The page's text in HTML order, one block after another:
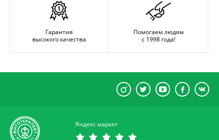
Гарантия
высокого качества
Помогаем людям
с 1998 года!
Яндекс маркет